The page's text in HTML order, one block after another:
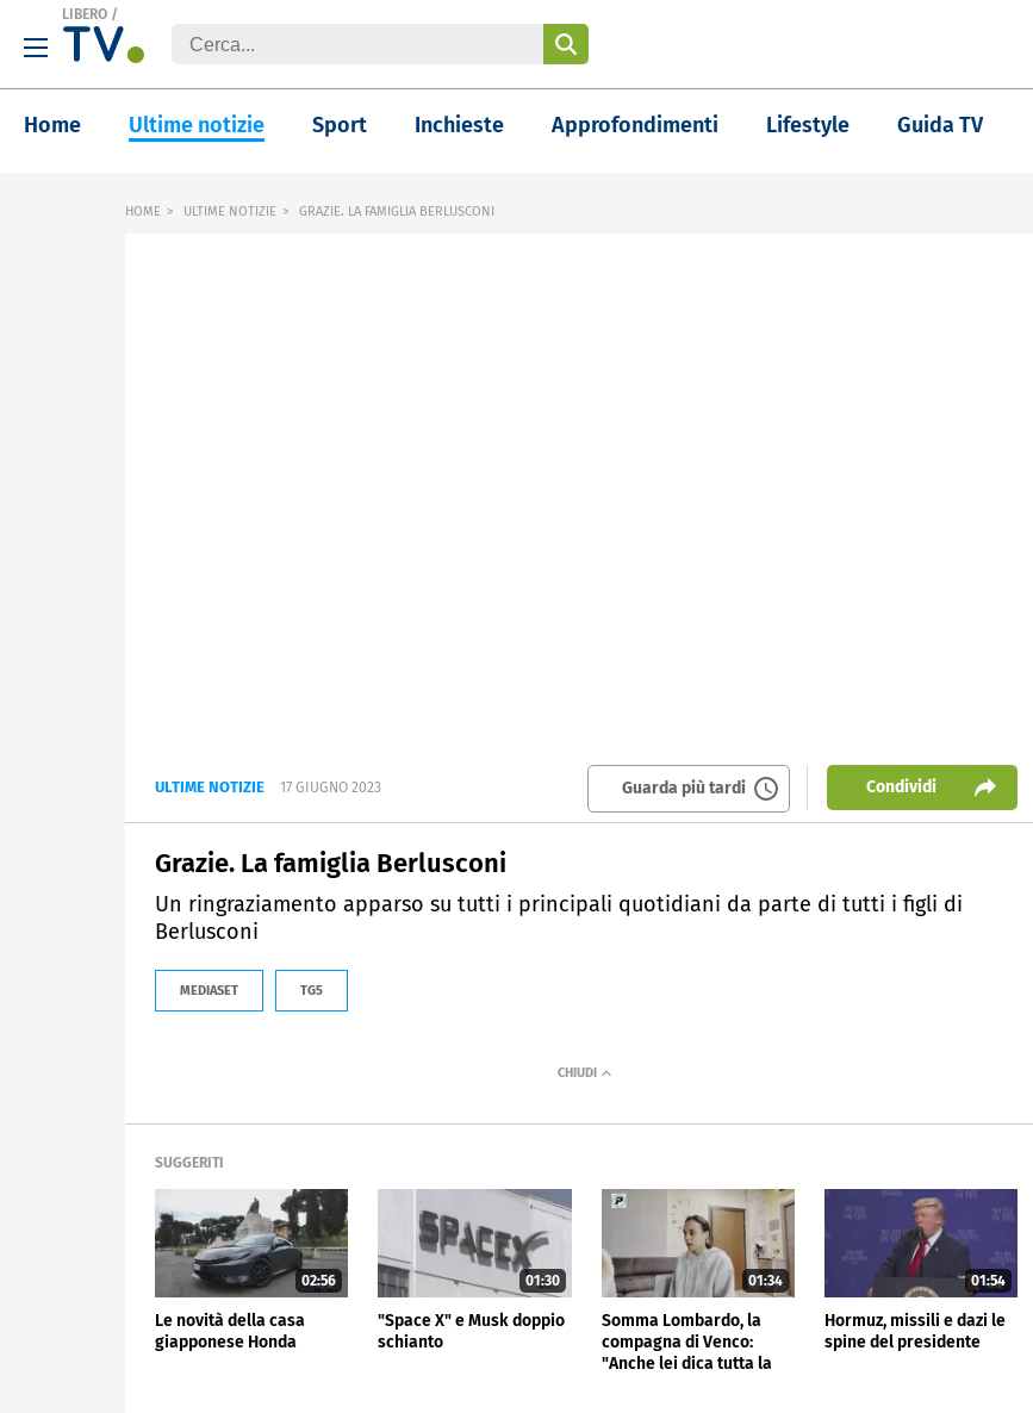
LIBERO /
Home Ultime notizie Sport Inchieste Approfondimenti Lifestyle Guida TV
HOME ULTIME NOTIZIE GRAZIE. LA FAMIGLIA BERLUSCONI
ULTIME NOTIZIE 17 GIUGNO 2023 Guarda più tardi Condividi
Grazie. La famiglia Berlusconi
Un ringraziamento apparso su tutti i principali quotidiani da parte di tutti i figli di
Berlusconi
MEDIASET TG5
SUGGERITI
02:56
Le novità della casa
giapponese Honda
01:30
"Space X" e Musk doppio
schianto
01:34
Somma Lombardo, la
compagna di Venco:
"Anche lei dica tutta la
01:54
Hormuz, missili e dazi le
spine del presidente